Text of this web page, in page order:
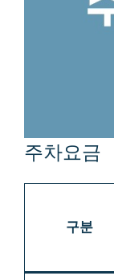
주차요금
구분